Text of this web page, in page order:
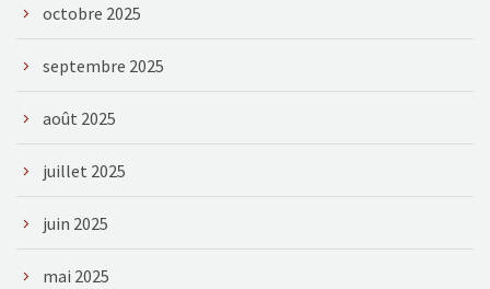
octobre 2025
septembre 2025
août 2025
juillet 2025
juin 2025
mai 2025